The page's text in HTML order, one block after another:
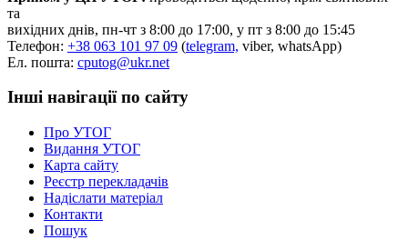
та
вихідних днів, пн-чт з 8:00 до 17:00, у пт з 8:00 до 15:45
Телефон: +38 063 101 97 09 (telegram, viber, whatsApp)
Ел. пошта: cputog@ukr.net
Інші навігації по сайту
Про УТОГ
Видання УТОГ
Карта сайту
Реєстр перекладачів
Надіслати матеріал
Контакти
Пошук